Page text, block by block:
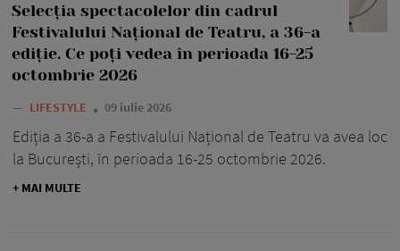
Selecția spectacolelor din cadrul
Festivalului Național de Teatru, a 36-a
ediție. Ce poți vedea în perioada 16-25
octombrie 2026
— LIFESTYLE 09 iulie 2026
Ediția a 36-a a Festivalului Național de Teatru va avea loc
la București, în perioada 16-25 octombrie 2026.
+ MAI MULTE